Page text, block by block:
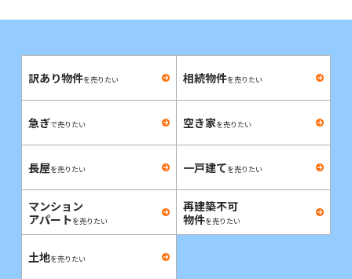
訳あり物件を売りたい 相続物件を売りたい
急ぎで売りたい 空き家を売りたい
長屋を売りたい 一戸建てを売りたい
マンション
アパートを売りたい
再建築不可
物件を売りたい
土地を売りたい